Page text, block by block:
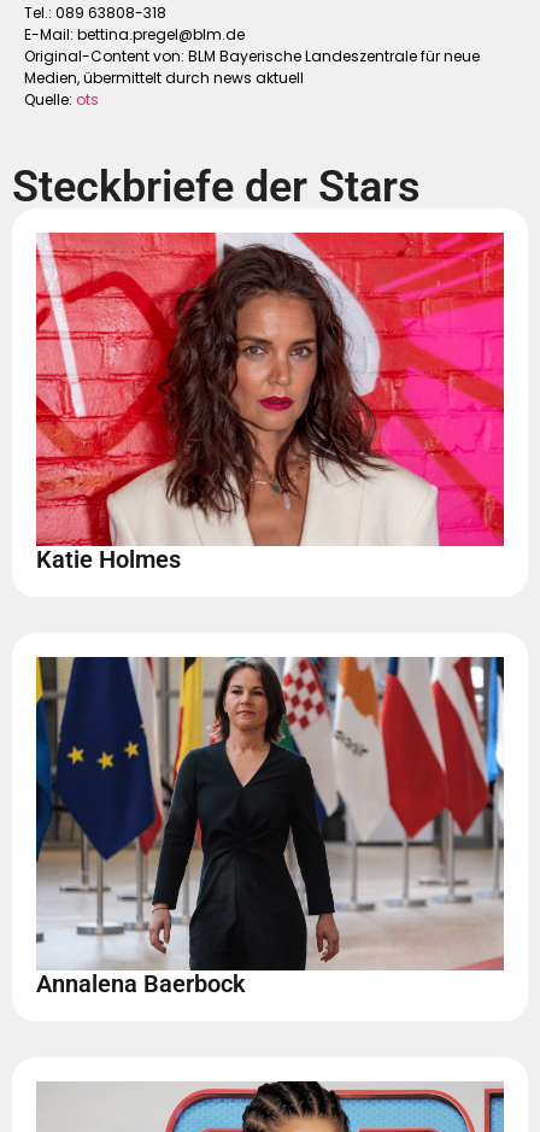
Tel.: 089 63808-318
E-Mail: bettina.pregel@blm.de
Original-Content von: BLM Bayerische Landeszentrale für neue
Medien, übermittelt durch news aktuell
Quelle: ots
Steckbriefe der Stars
Katie Holmes
Annalena Baerbock